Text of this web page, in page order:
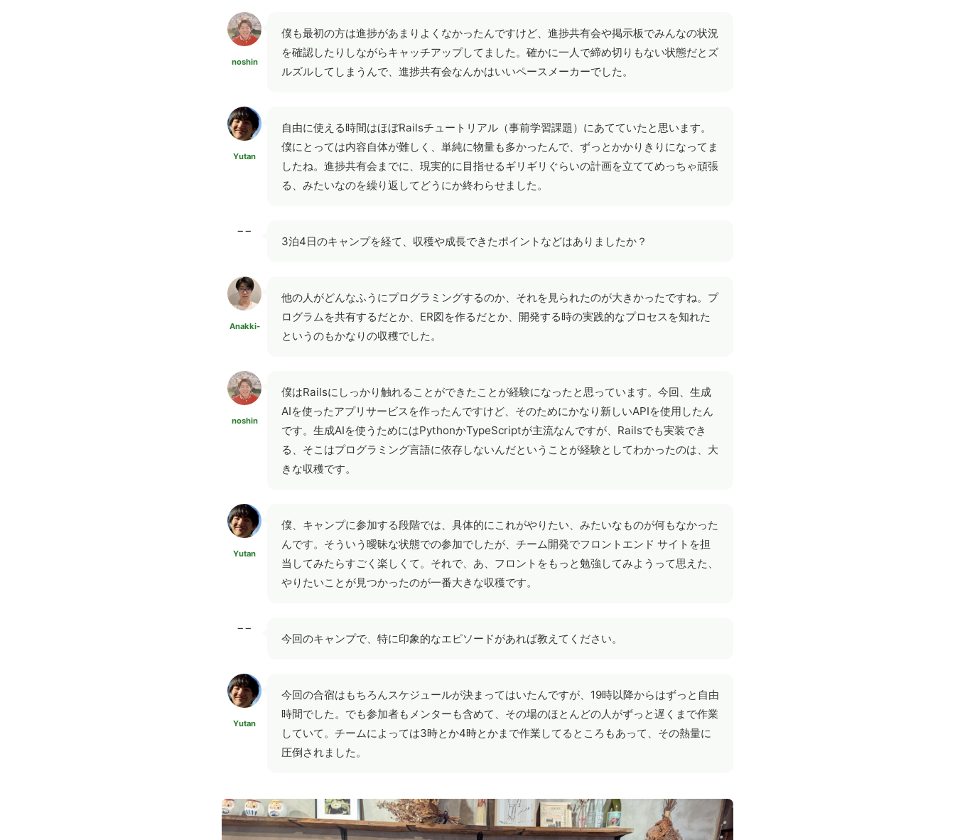
noshin
僕も最初の方は進捗があまりよくなかったんですけど、進捗共有会や掲示板でみんなの状況
を確認したりしながらキャッチアップしてました。確かに一人で締め切りもない状態だとズ
ルズルしてしまうんで、進捗共有会なんかはいいペースメーカーでした。
Yutan
自由に使える時間はほぼRailsチュートリアル（事前学習課題）にあてていたと思います。
僕にとっては内容自体が難しく、単純に物量も多かったんで、ずっとかかりきりになってま
したね。進捗共有会までに、現実的に目指せるギリギリぐらいの計画を立ててめっちゃ頑張
る、みたいなのを繰り返してどうにか終わらせました。
−−
3泊4日のキャンプを経て、収穫や成長できたポイントなどはありましたか？
Anakki-
他の人がどんなふうにプログラミングするのか、それを見られたのが大きかったですね。プ
ログラムを共有するだとか、ER図を作るだとか、開発する時の実践的なプロセスを知れた
というのもかなりの収穫でした。
noshin
僕はRailsにしっかり触れることができたことが経験になったと思っています。今回、生成
AIを使ったアプリサービスを作ったんですけど、そのためにかなり新しいAPIを使用したん
です。生成AIを使うためにはPythonかTypeScriptが主流なんですが、Railsでも実装でき
る、そこはプログラミング言語に依存しないんだということが経験としてわかったのは、大
きな収穫です。
Yutan
僕、キャンプに参加する段階では、具体的にこれがやりたい、みたいなものが何もなかった
んです。そういう曖昧な状態での参加でしたが、チーム開発でフロントエンド サイトを担
当してみたらすごく楽しくて。それで、あ、フロントをもっと勉強してみようって思えた、
やりたいことが見つかったのが一番大きな収穫です。
−−
今回のキャンプで、特に印象的なエピソードがあれば教えてください。
Yutan
今回の合宿はもちろんスケジュールが決まってはいたんですが、19時以降からはずっと自由
時間でした。でも参加者もメンターも含めて、その場のほとんどの人がずっと遅くまで作業
していて。チームによっては3時とか4時とかまで作業してるところもあって、その熱量に
圧倒されました。